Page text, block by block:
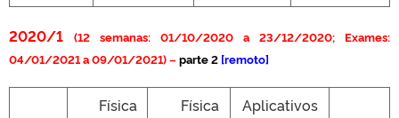
2020/1
(12 semanas: 01/10/2020 a 23/12/2020; Exames:
04/01/2021 a 09/01/2021) –parte 2 [remoto]
Física
Física
Aplicativos